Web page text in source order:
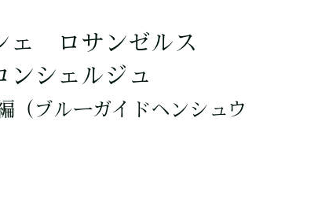
ェ ロサンゼルス
ンシェルジュ
（ブルーガイドヘンシュウ